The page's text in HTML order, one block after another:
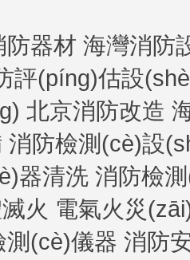
防器材 海灣消防
評(píng)估設
北京消防改造
消防檢測(cè)設
器清洗 消防檢
火 電氣火災
測(cè)儀器 消防